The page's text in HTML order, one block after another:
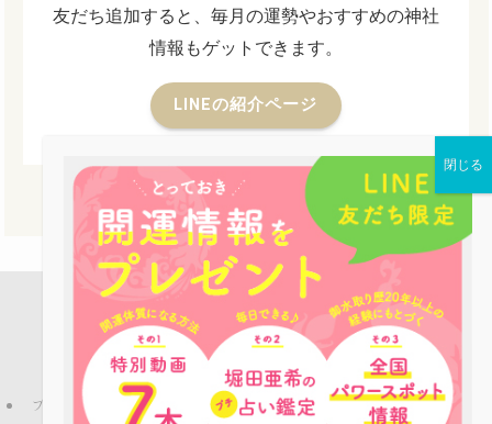
友だち追加すると、毎月の運勢やおすすめの神社
情報もゲットできます。
LINEの紹介ページ
店舗案内 占い鑑定 パワーストーン
お役立ち情報
ピーコックLINE公式アカウントのご紹介
ブログ
プライバシーポリシー
特定商取引法 ご利用規約 お問い合わせ